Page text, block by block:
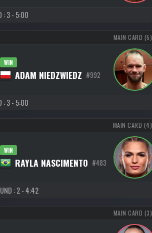
: 3 - 5:00
MAIN CARD (5)
WIN
ADAM NIEDZWIEDZ #992
: 3 - 5:00
MAIN CARD (4)
WIN
RAYLA NASCIMENTO #483
: 2 - 4:42
MAIN CARD (3)